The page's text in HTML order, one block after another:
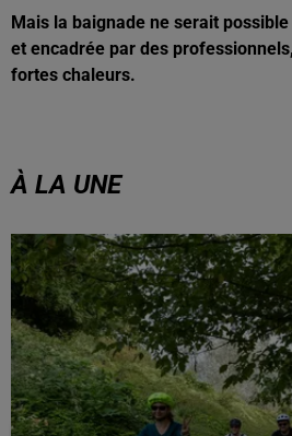
Mais la baignade ne serait
et encadrée par des
fortes chaleurs.
À LA UNE